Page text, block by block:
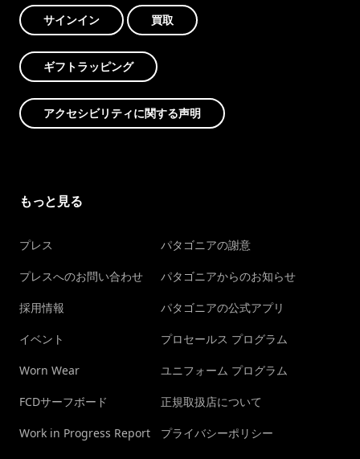
サインイン 買取
ギフトラッピング
アクセシビリティに関する声明
もっと見る
プレス
プレスへのお問い合わせ
採用情報
イベント
Worn Wear
FCDサーフボード
Work in Progress Report
パタゴニアの謝意
パタゴニアからのお知らせ
パタゴニアの公式アプリ
プロセールス プログラム
ユニフォーム プログラム
正規取扱店について
プライバシーポリシー